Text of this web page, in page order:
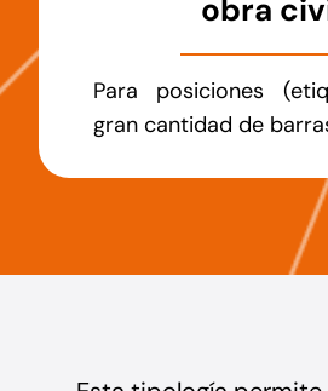
obra
Para posiciones
gran cantidad de